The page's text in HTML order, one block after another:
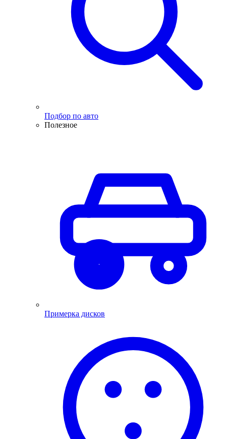
Подбор по авто
Полезное
Примерка дисков